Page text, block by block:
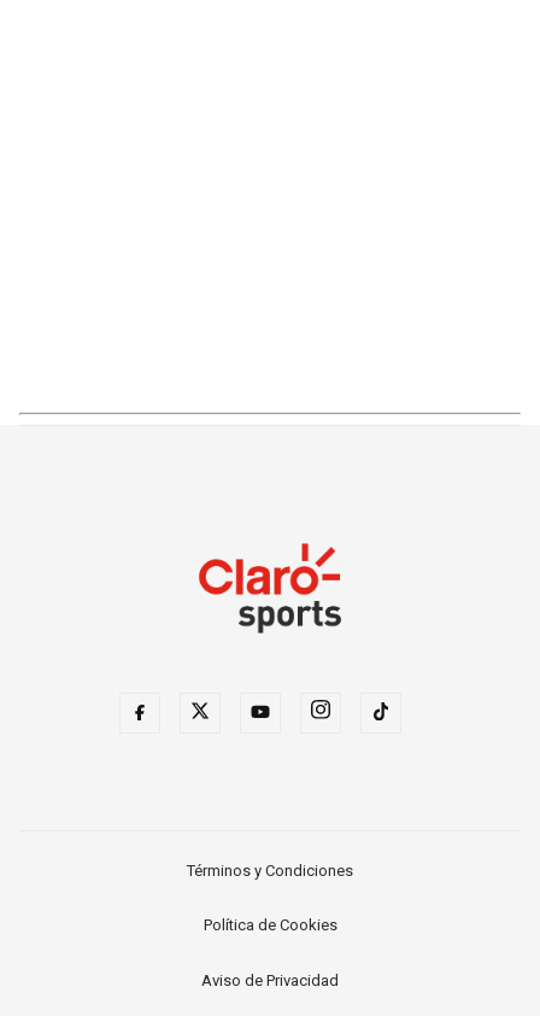
Términos y Condiciones
Política de Cookies
Aviso de Privacidad